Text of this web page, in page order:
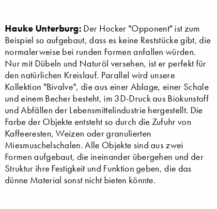
Hauke Unterburg: Der Hocker "Opponent" ist zum
Beispiel so aufgebaut, dass es keine Reststücke gibt, die
normalerweise bei runden Formen anfallen würden.
Nur mit Dübeln und Naturöl versehen, ist er perfekt für
den natürlichen Kreislauf. Parallel wird unsere
Kollektion "Bivalve", die aus einer Ablage, einer Schale
und einem Becher besteht, im 3D-Druck aus Biokunstoff
und Abfällen der Lebensmittelindustrie hergestellt. Die
Farbe der Objekte entsteht so durch die Zufuhr von
Kaffeeresten, Weizen oder granulierten
Miesmuschelschalen. Alle Objekte sind aus zwei
Formen aufgebaut, die ineinander übergehen und der
Struktur ihre Festigkeit und Funktion geben, die das
dünne Material sonst nicht bieten könnte.